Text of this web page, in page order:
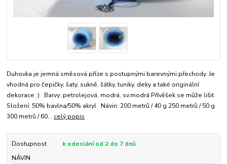
Duhovka je jemná směsová příze s postupnými barevnými přechody. Je
vhodná pro čepičky, šaty, sukně, šátky, tuniky, deky a také originální
dekorace :) Barvy: petrolejová, modrá, sv.modrá Přívěšek se může lišit
Složení: 50% bavlna/50% akryl Návin: 200 metrů / 40 g 250 metrů / 50 g
300 metrů / 60... celý popis
Dostupnost
k odeslání od 2 do 7 dnů
NÁVIN